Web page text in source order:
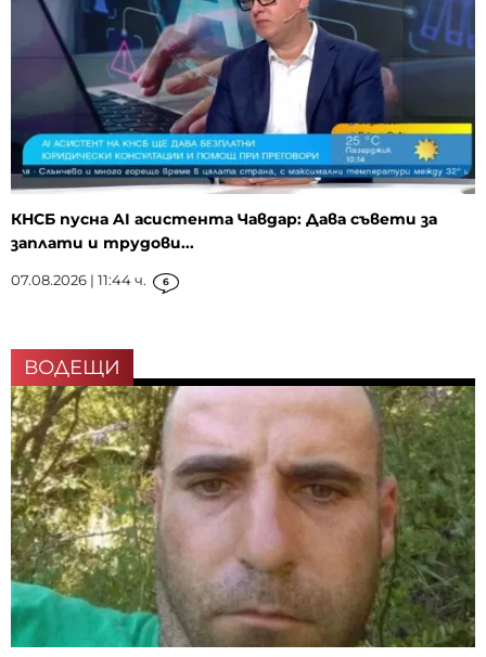
КНСБ пусна AI асистента Чавдар: Дава съвети за
заплати и трудови...
07.08.2026 | 11:44 ч. 6
ВОДЕЩИ